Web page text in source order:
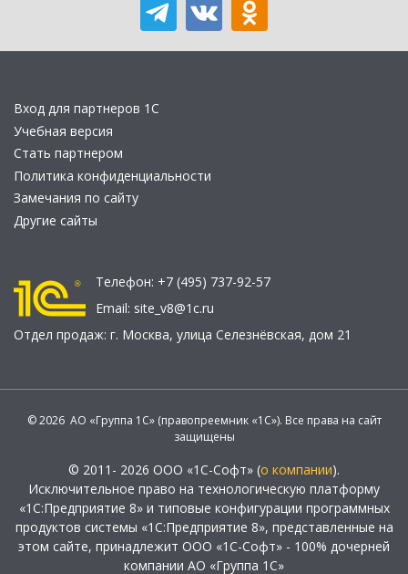
Вход для партнеров 1С
Учебная версия
Стать партнером
Политика конфиденциальности
Замечания по сайту
Другие сайты
Телефон: +7 (495) 737-92-57
Email: site_v8@1c.ru
Отдел продаж: г. Москва, улица Селезнёвская, дом 21
© 2026 АО «Группа 1С» (правопреемник «1С»). Все права на сайт
защищены
© 2011- 2026 ООО «1С-Софт» (о компании).
Исключительное право на технологическую платформу
«1С:Предприятие 8» и типовые конфигурации программных
продуктов системы «1С:Предприятие 8», представленные на
этом сайте, принадлежит ООО «1С-Софт» - 100% дочерней
компании АО «Группа 1С»